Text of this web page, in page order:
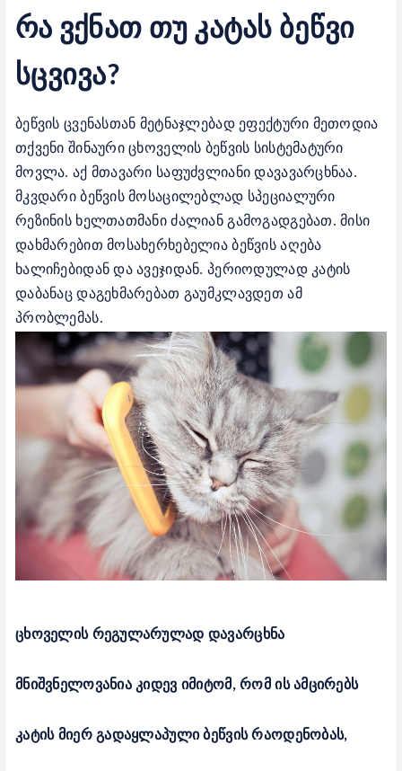
რა ვქნათ თუ კატას ბეწვი
სცვივა?
ბეწვის ცვენასთან მეტნაჯლებად ეფექტური მეთოდია
თქვენი შინაური ცხოველის ბეწვის სისტემატური
მოვლა. აქ მთავარი საფუძვლიანი დავავარცხნაა.
მკვდარი ბეწვის მოსაცილებლად სპეციალური
რეზინის ხელთათმანი ძალიან გამოგადგებათ. მისი
დახმარებით მოსახერხებელია ბეწვის აღება
ხალიჩებიდან და ავეჯიდან. პერიოდულად კატის
დაბანაც დაგეხმარებათ გაუმკლავდეთ ამ
პრობლემას.
ცხოველის რეგულარულად დავარცხნა
მნიშვნელოვანია კიდევ იმიტომ, რომ ის ამცირებს
კატის მიერ გადაყლაპული ბეწვის რაოდენობას,